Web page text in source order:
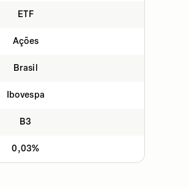
ETF
Ações
Brasil
Ibovespa
B3
0,03%